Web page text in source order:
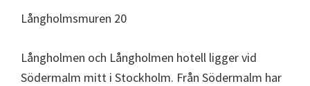
Långholmsmuren 20
Långholmen och Långholmen hotell ligger vid
Södermalm mitt i Stockholm. Från Södermalm har